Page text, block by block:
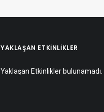
YAKLAŞAN ETKINLIKLER
Yaklaşan Etkinlikler bulunamadı.